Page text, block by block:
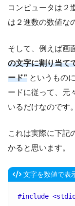
コンピュータは２
は２進数の数値な
そして、例えば画
の文字に割り当て
ード” というもの
ードに従って、元
いるだけなのです。
これは実際に下記
かると思います。
文字を数値で表
#include